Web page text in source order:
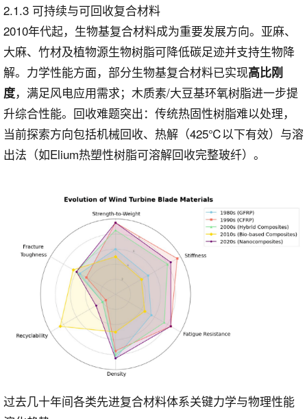
2.1.3 可持续与可回收复合材料
2010年代起，生物基复合材料成为重要发展方向。亚麻、
大麻、竹材及植物源生物树脂可降低碳足迹并支持生物降
解。力学性能方面，部分生物基复合材料已实现高比刚
度，满足风电应用需求；木质素/大豆基环氧树脂进一步提
升综合性能。回收难题突出：传统热固性树脂难以处理，
当前探索方向包括机械回收、热解（425℃以下有效）与溶
出法（如Elium热塑性树脂可溶解回收完整玻纤）。
过去几十年间各类先进复合材料体系关键力学与物理性能